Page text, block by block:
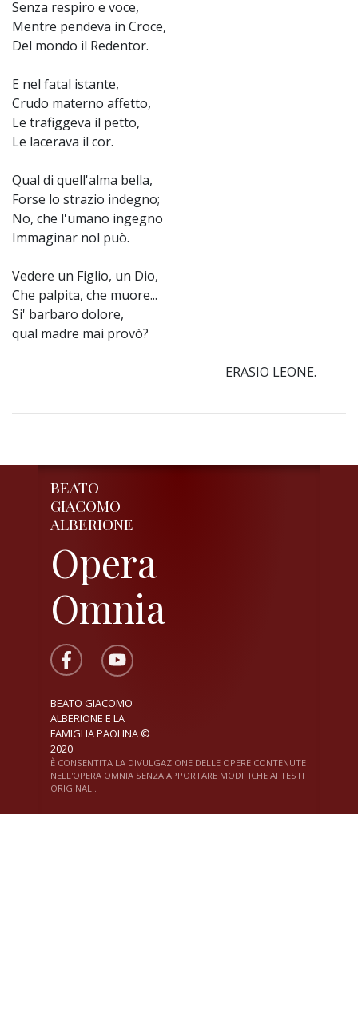
Senza respiro e voce,
Mentre pendeva in Croce,
Del mondo il Redentor.
E nel fatal istante,
Crudo materno affetto,
Le trafiggeva il petto,
Le lacerava il cor.
Qual di quell'alma bella,
Forse lo strazio indegno;
No, che l'umano ingegno
Immaginar nol può.
Vedere un Figlio, un Dio,
Che palpita, che muore...
Si' barbaro dolore,
qual madre mai provò?
ERASIO LEONE.
BEATO
GIACOMO
ALBERIONE
Opera
Omnia
BEATO GIACOMO
ALBERIONE E LA
FAMIGLIA PAOLINA ©
2020
È CONSENTITA LA DIVULGAZIONE DELLE OPERE CONTENUTE
NELL'OPERA OMNIA SENZA APPORTARE MODIFICHE AI TESTI
ORIGINALI.